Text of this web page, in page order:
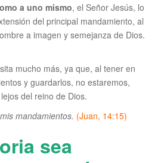
a uno mismo, el Señor Jesús, lo
del principal mandamiento, al
a imagen y semejanza de Dios.
mucho más, ya que, al tener en
y guardarlos, no estaremos,
del reino de Dios.
mandamientos. (Juan, 14:15)
sea